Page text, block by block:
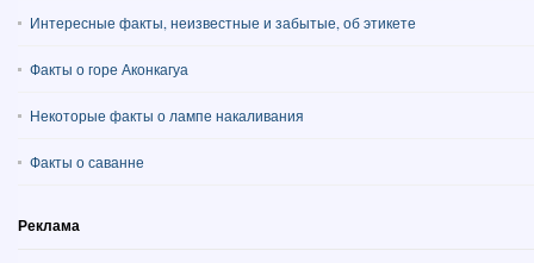
Интересные факты, неизвестные и забытые, об этикете
Факты о горе Аконкагуа
Некоторые факты о лампе накаливания
Факты о саванне
Реклама